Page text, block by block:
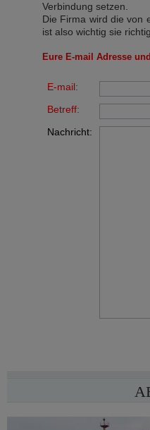
Verbindung setzen.
Die Firma wird die von
ist also wichtig sie
Eure E-mail Adresse
E-mail:
Betreff:
Nachricht: